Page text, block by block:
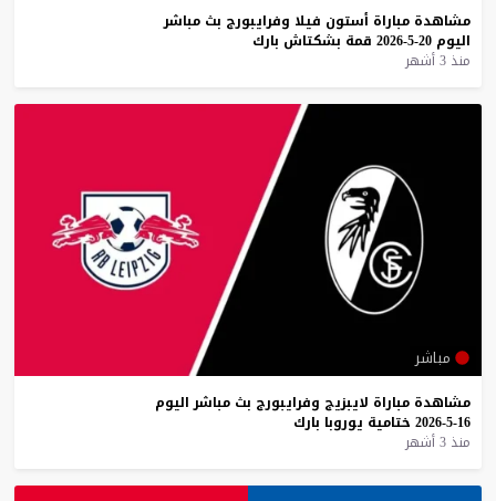
مشاهدة مباراة أستون فيلا وفرايبورج بث مباشر
اليوم 20-5-2026 قمة بشكتاش بارك
منذ 3 أشهر
مباشر
مشاهدة مباراة لايبزيج وفرايبورج بث مباشر اليوم
16-5-2026
ختامية يوروبا بارك
منذ 3 أشهر